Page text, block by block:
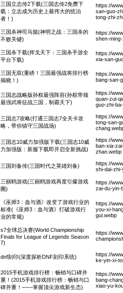
三国立志传2下载(三国志传2免费下
载：立志成为历史上最伟大的统治
者！)
https://
san-guo-
tong-zhi-
三国杀神司马懿(神明之战：三国杀的
不败关键)
https://
shen-
三国杀下载(挥戈天下：三国杀手游全
平台下载)
https://
xia-san-
三国无双(重磅！三国最强战将排行榜
揭晓！)
https://
bang-san-
三国志战略版孙权最强阵容(孙权带领
最强武将征战三国，制霸天下)
https://
quan-zui-
guo-zhi-
三国志7攻略(打通三国志7全关卡攻
略，带你镇守三国战场)
https://
tong-san-
三国志10威力加强版下载(三国志10威
力加强版：新服下载即开启全新挑战)
https://
ban-xia-
zhan.webp
三国刘备传(三国时代之英雄刘备)
https://
shi-dai-
三丽鸥游戏(三丽鸥游戏再度引爆游戏
圈)
https://
zai-du-yin-
《巫师3：血与酒》改变了游戏行业的
标准(《巫师3：血与酒》打破游戏行
业的常规)
https://
you-xi-
gui.webp
s7全球总决赛(World Championship
Finals for League of Legends Season
7)
https://
dnf刻印(深度探析DNF刻印系统)
https://
ke-yin-xi-
2015手机游戏排行榜：畅销与口碑并
重！(2015手机游戏排行榜：畅销与口
碑并重！——掌握顶尖游戏新生态)
https://
bang-
xiao-yu-